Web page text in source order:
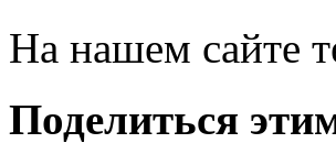
На нашем сайте
Поделиться